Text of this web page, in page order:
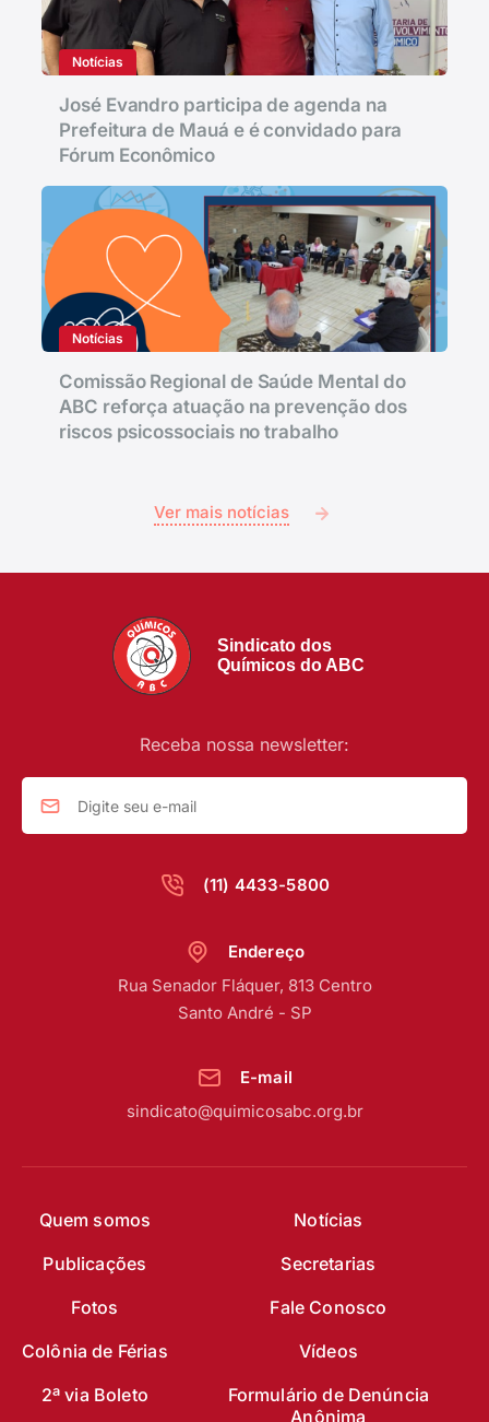
Notícias
José Evandro participa de agenda na
Prefeitura de Mauá e é convidado para
Fórum Econômico
Notícias
Comissão Regional de Saúde Mental do
ABC reforça atuação na prevenção dos
riscos psicossociais no trabalho
Ver mais notícias
Sindicato dos
Químicos do ABC
(11) 4433-5800
Receba nossa newsletter:
Quem somos
Notícias
Publicações
Secretarias
Fotos
Fale Conosco
Colônia de Férias
Vídeos
2ª via Boleto
Formulário de Denúncia
Anônima
Endereço
Rua Senador Fláquer, 813 Centro
Santo André - SP
E-mail
sindicato@quimicosabc.org.br